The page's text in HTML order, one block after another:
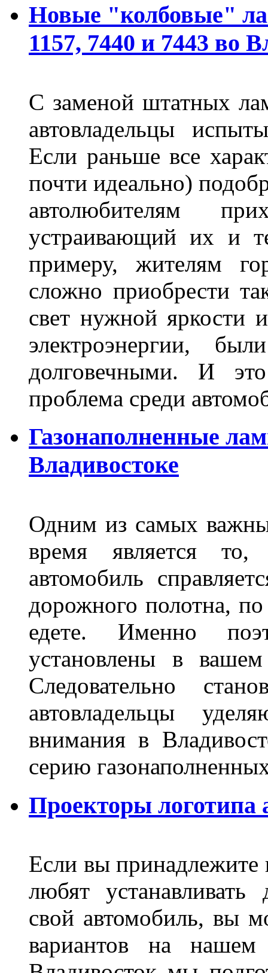
Новые "колбовые"
1157, 7440 и 7443 во
С заменой штатных
автовладельцы
Если раньше все
почти идеально)
автолюбителям
устраивающий их и
примеру, жителям
сложно приобрести
свет нужной яркости
электроэнергии,
долговечными. И
проблема среди
Газонаполненные
Владивостоке
Одним из самых
время является то,
автомобиль
дорожного полотна,
едете. Именно
установлены в
Следовательно
автовладельцы
внимания в
серию
Проекторы логотипа
Если вы принадлежите
любят устанавливать
свой автомобиль, вы
вариантов на